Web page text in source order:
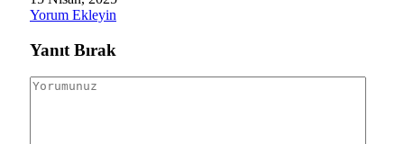
Yorum Ekleyin
Yanıt Bırak